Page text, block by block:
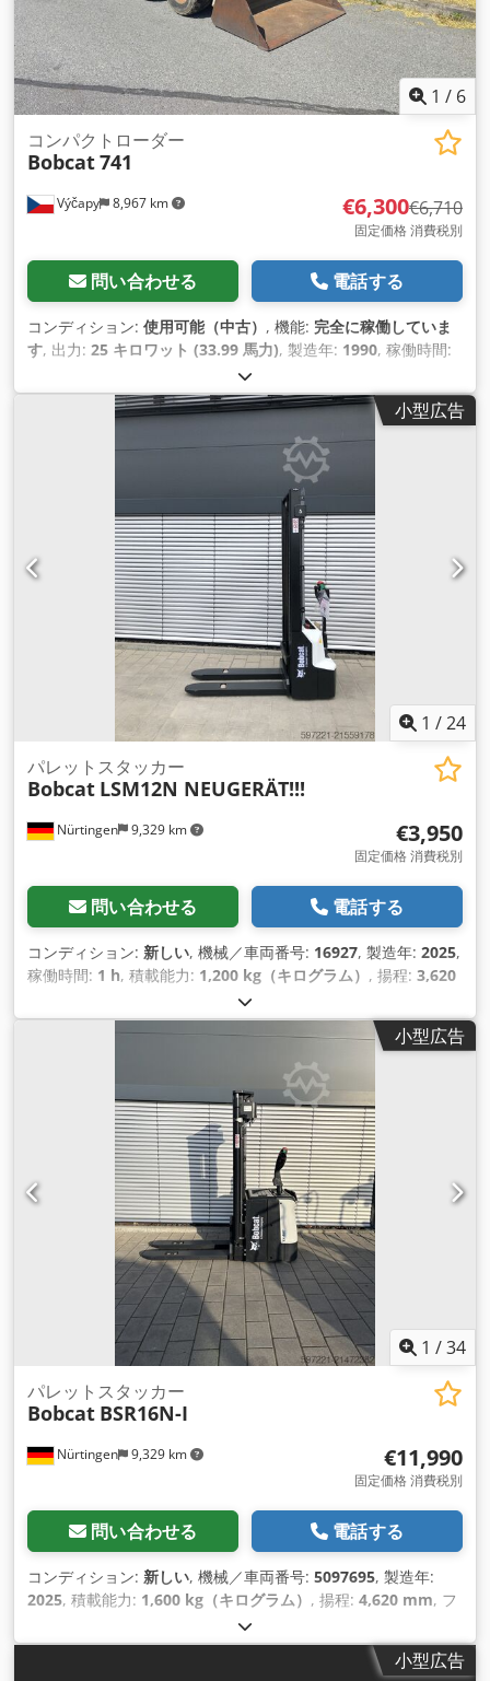
1 / 6
Výčapy 8,967 km
コンパクトローダー
Bobcat741
€6,300€6,710
固定価格 消費税別
問い合わせる 電話する
コンディション: 使用可能（中古） , 機能: 完全に稼働していま
す, 出力: 25 キロワット (33.99 馬力), 製造年: 1990, 稼働時間:
小型広告
1 /24
Nürtingen 9,329 km
パレットスタッカー
Bobcat LSM12N NEUGERÄT!!!
€3,950
固定価格 消費税別
問い合わせる 電話する
コンディション: 新しい, 機械／車両番号: 16927, 製造年: 2025,
稼働時間: 1 h, 積載能力: 1,200 kg（キログラム） , 揚程: 3,620
, 燃料の種類:
レックス, 建設高:2,280 mm, バッテリー電圧:24 V, フォーク
576 kg（キログラム）, 小型広告
1 /34
Nürtingen 9,329 km
パレットスタッカー
Bobcat BSR16N-I
€11,990
固定価格 消費税別
問い合わせる 電話する
コンディション: 新しい, 機械／車両番号: 5097695, 製造年:
2025, 積載能力: 1,600 kg（キログラム） , 揚程: 4,620 mm, フ
, 荷重中心:
マスト型式:トリプレックス, 建設高:2,120 mm, バッテリー電
1,412 kg（キログ
小型広告